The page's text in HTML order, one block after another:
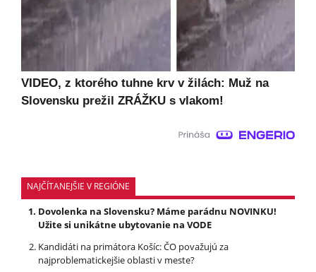
VIDEO, z ktorého tuhne krv v žilách: Muž na
Slovensku prežil ZRÁŽKU s vlakom!
NAJČÍTANEJŠIE V REGIÓNE
Dovolenka na Slovensku? Máme parádnu NOVINKU!
Užite si unikátne ubytovanie na VODE
Kandidáti na primátora Košíc: ČO považujú za
najproblematickejšie oblasti v meste?